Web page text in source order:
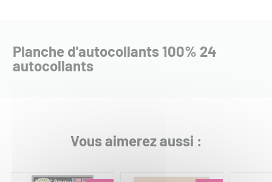
Planche d'autocollants 100% 24
autocollants
Vous aimerez aussi :